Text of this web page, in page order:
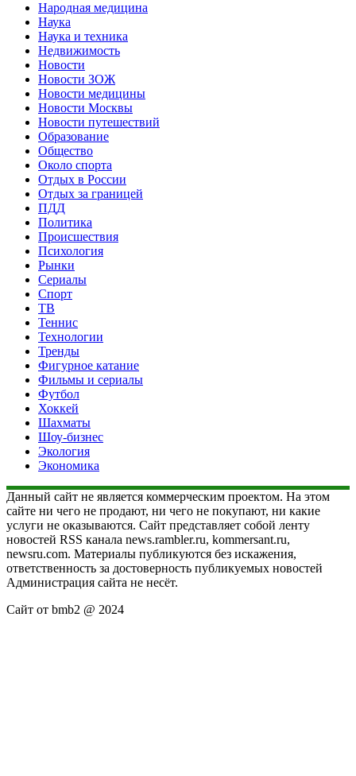
Народная медицина
Наука
Наука и техника
Недвижимость
Новости
Новости ЗОЖ
Новости медицины
Новости Москвы
Новости путешествий
Образование
Общество
Около спорта
Отдых в России
Отдых за границей
ПДД
Политика
Происшествия
Психология
Рынки
Сериалы
Спорт
ТВ
Теннис
Технологии
Тренды
Фигурное катание
Фильмы и сериалы
Футбол
Хоккей
Шахматы
Шоу-бизнес
Экология
Экономика
Данный сайт не является коммерческим проектом. На этом
сайте ни чего не продают, ни чего не покупают, ни какие
услуги не оказываются. Сайт представляет собой ленту
новостей RSS канала news.rambler.ru, kommersant.ru,
newsru.com. Материалы публикуются без искажения,
ответственность за достоверность публикуемых новостей
Администрация сайта не несёт.
Сайт от bmb2 @ 2024